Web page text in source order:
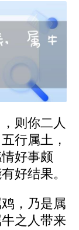
则你二人
行属土，
好事颇
好结果。
，乃是属
之人带来